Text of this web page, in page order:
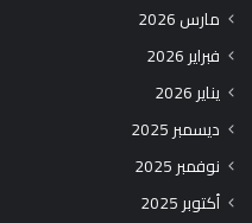
مارس 2026
فبراير 2026
يناير 2026
ديسمبر 2025
نوفمبر 2025
أكتوبر 2025